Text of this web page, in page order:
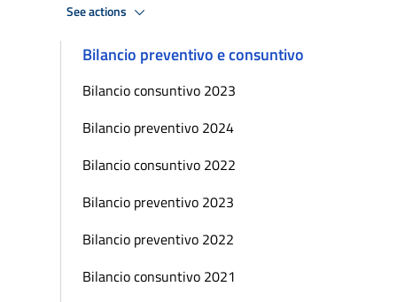
See actions
Bilancio preventivo e consuntivo
Bilancio consuntivo 2023
Bilancio preventivo 2024
Bilancio consuntivo 2022
Bilancio preventivo 2023
Bilancio preventivo 2022
Bilancio consuntivo 2021